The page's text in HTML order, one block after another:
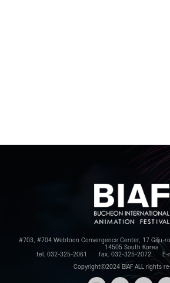
#703, #704 Webtoon Convergence Center, 17 Gilju-
14505 South Korea
tel. 032-325-2061
fax. 032-325-2072
E-
Copyrightⓒ2024 BIAF ALL rights